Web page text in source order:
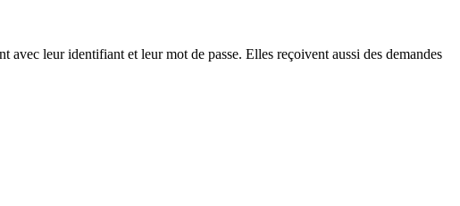
leur identifiant et leur mot de passe. Elles reçoivent aussi des demandes